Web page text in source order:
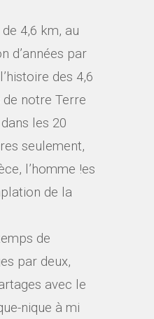
4,6 km, au
d’années par
des 4,6
de notre Terre
les 20
seulement,
l’homme !es
de la
de
par deux,
avec le
nique à mi